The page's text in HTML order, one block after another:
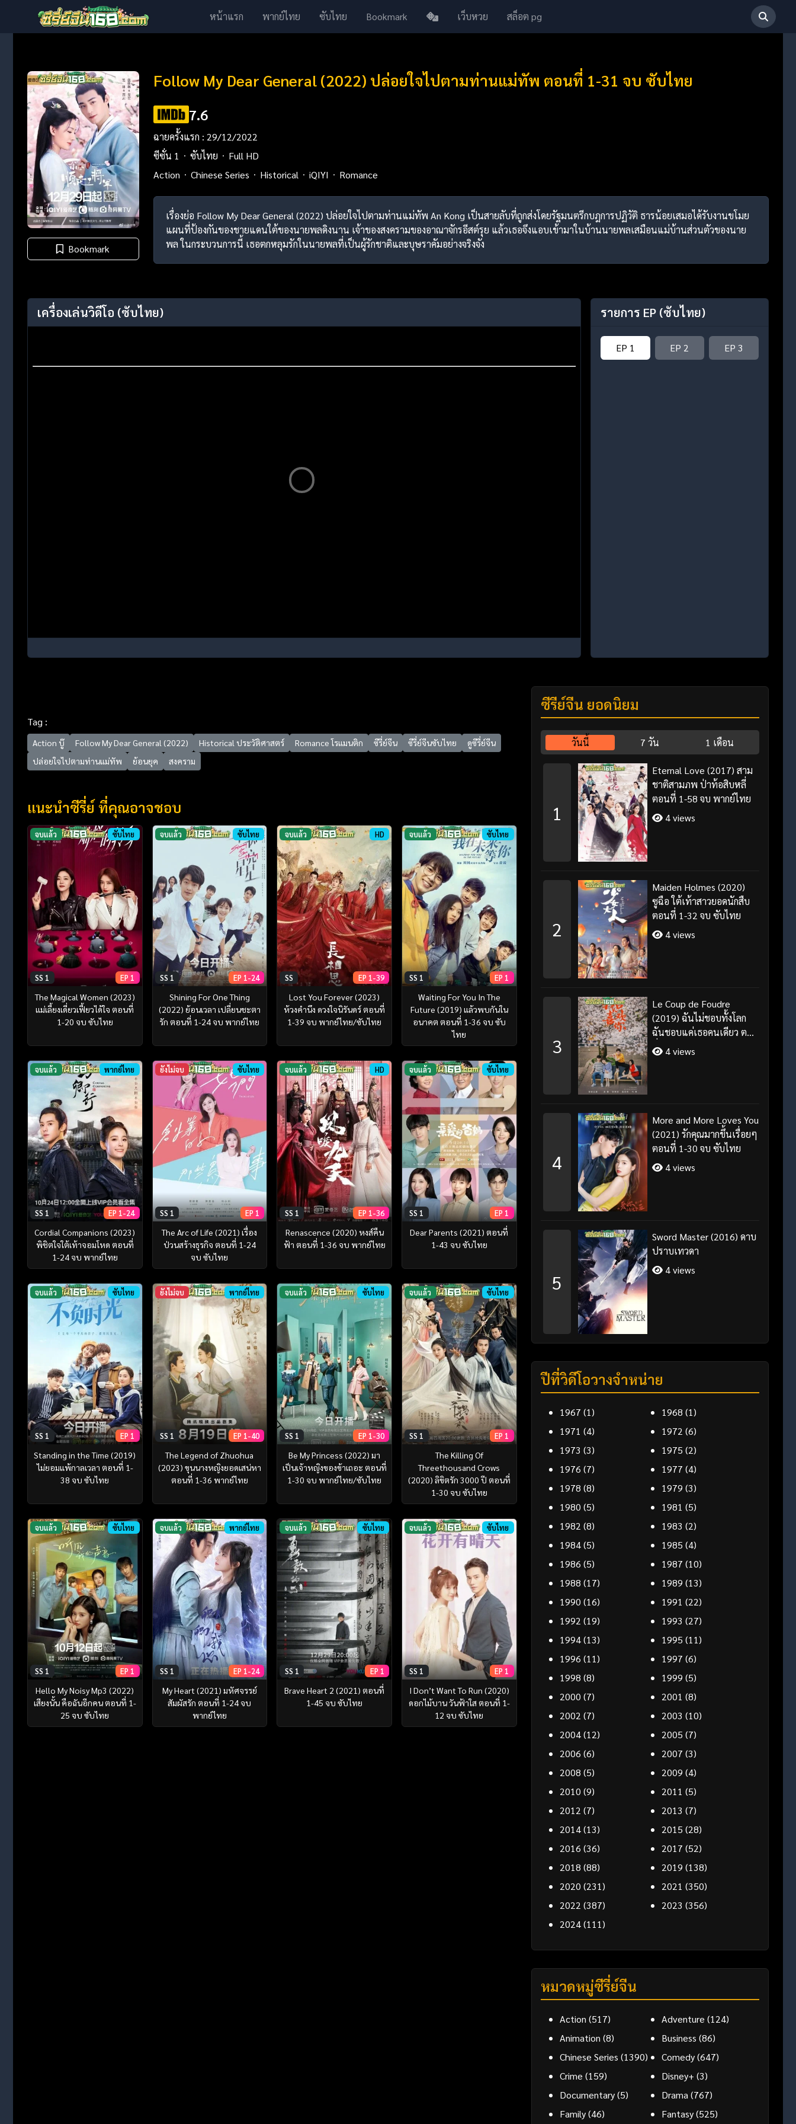
หน้าแรก พากย์ไทย ซับไทย Bookmark เว็บหวย สล็อต pg
Bookmark
Follow My Dear General (2022) ปล่อยใจไปตามท่านแม่ทัพ ตอนที่ 1-31 จบ ซับไทย
7.6
ฉายครั้งแรก : 29/12/2022
ซีซั่น 1
ซับไทย
Full HD
Action
Chinese Series Historical iQIYI Romance
เรื่องย่อ Follow My Dear General (2022) ปล่อยใจไปตามท่านแม่ทัพ An Kong เป็นสายลับที่ถูกส่งโดยรัฐมนตรีกบฎการปฏิวัติ ธารน้อยเสมอได้รับงานขโมย
แผนที่ป้องกันของชายแดนใต้ของนายพลดิงนาน เจ้าของสงครามของอาณาจักรอีสต์รุย แล้วเธอจึงแอบเข้ามาในบ้านนายพลเสมือนแม่บ้านส่วนตัวของนาย
พล ในกระบวนการนี้ เธอตกหลุมรักในนายพลที่เป็นผู้รักชาติและบุษราคัมอย่างจริงจัง
เครื่องเล่นวิดีโอ (ซับไทย) รายการ EP (ซับไทย)
EP 1 EP 2 EP 3
Tag :
Action บู๊ Follow My Dear General (2022) Historical ประวัติศาสตร์ Romance โรแมนติก ซีรี่ย์จีน ซีรี่ย์จีนซับไทย
ดูซีรี่ย์จีน
ปล่อยใจไปตามท่านแม่ทัพ
ย้อนยุค สงคราม
แนะนำซีรี่ย์ ที่คุณอาจชอบ
จบแล้ว ซับไทย
SS 1 EP 1
The Magical Women (2023)
แม่เลี้ยงเดี่ยวเฟี้ยวได้ใจ ตอนที่
1-20 จบ ซับไทย
จบแล้ว ซับไทย
SS 1 EP 1-24
Shining For One Thing
(2022) ย้อนเวลา เปลี่ยนชะตา
รัก ตอนที่ 1-24 จบ พากย์ไทย
จบแล้ว HD
SS EP 1-39
Lost You Forever (2023)
ห้วงคำนึง ดวงใจนิรันดร์ ตอนที่
1-39 จบ พากย์ไทย/ซับไทย
จบแล้ว ซับไทย
SS 1 EP 1
Waiting For You In The
Future (2019) แล้วพบกันใน
อนาคต ตอนที่ 1-36 จบ ซับ
ไทย
จบแล้ว พากย์ไทย
SS 1 EP 1-24
Cordial Companions (2023)
พิชิตใจใต้เท้าจอมโหด ตอนที่
1-24 จบ พากย์ไทย
ยังไม่จบ ซับไทย
SS 1 EP 1
The Arc of Life (2021) เรื่อง
ป่วนสร้างธุรกิจ ตอนที่ 1-24
จบ ซับไทย
จบแล้ว HD
SS 1 EP 1-36
Renascence (2020) หงส์คืน
ฟ้า ตอนที่ 1-36 จบ พากย์ไทย
จบแล้ว ซับไทย
SS 1 EP 1
Dear Parents (2021) ตอนที่
1-43 จบ ซับไทย
จบแล้ว ซับไทย
SS 1 EP 1
Standing in the Time (2019)
ไม่ยอมแพ้กาลเวลา ตอนที่ 1-
38 จบ ซับไทย
ยังไม่จบ พากย์ไทย
SS 1 EP 1-40
The Legend of Zhuohua
(2023) ขุนนางหญิงยอดเสน่หา
ตอนที่ 1-36 พากย์ไทย
จบแล้ว ซับไทย
SS 1 EP 1-30
Be My Princess (2022) มา
เป็นเจ้าหญิงของข้าเถอะ ตอนที่
1-30 จบ พากย์ไทย/ซับไทย
จบแล้ว ซับไทย
SS 1 EP 1
The Killing Of
Threethousand Crows
(2020) ลิขิตรัก 3000 ปี ตอนที่
1-30 จบ ซับไทย
จบแล้ว ซับไทย
SS 1 EP 1
Hello My Noisy Mp3 (2022)
เสียงนั้น คือฉันอีกคน ตอนที่ 1-
25 จบ ซับไทย
จบแล้ว พากย์ไทย
SS 1 EP 1-24
My Heart (2021) มหัศจรรย์
สัมผัสรัก ตอนที่ 1-24 จบ
พากย์ไทย
จบแล้ว ซับไทย
SS 1 EP 1
Brave Heart 2 (2021) ตอนที่
1-45 จบ ซับไทย
จบแล้ว ซับไทย
SS 1 EP 1
I Don’t Want To Run (2020)
ดอกไม้บาน วันฟ้าใส ตอนที่ 1-
12 จบ ซับไทย
ซีรี่ย์จีน ยอดนิยม
วันนี้ 7 วัน 1 เดือน
1
Eternal Love (2017) สาม
ชาติสามภพ ป่าท้อสิบหลี่
ตอนที่ 1-58 จบ พากย์ไทย
4 views
2
Maiden Holmes (2020)
ซูฉือ ใต้เท้าสาวยอดนักสืบ
ตอนที่ 1-32 จบ ซับไทย
4 views
3
Le Coup de Foudre
(2019) ฉันไม่ชอบทั้งโลก
ฉันชอบแค่เธอคนเดียว ตอน
ที่ 1-35 จบ ซับไทย
4 views
4
More and More Loves You
(2021) รักคุณมากขึ้นเรื่อยๆ
ตอนที่ 1-30 จบ ซับไทย
4 views
5
Sword Master (2016) ดาบ
ปราบเทวดา
4 views
ปีที่วิดีโอวางจำหน่าย
1967 (1) 1968 (1)
1971 (4) 1972 (6)
1973 (3) 1975 (2)
1976 (7) 1977 (4)
1978 (8) 1979 (3)
1980 (5) 1981 (5)
1982 (8) 1983 (2)
1984(5) 1985 (4)
1986 (5) 1987 (10)
1988 (17) 1989 (13)
1990 (16) 1991 (22)
1992 (19) 1993 (27)
1994(13) 1995 (11)
1996 (11) 1997 (6)
1998 (8) 1999 (5)
2000 (7) 2001 (8)
2002 (7) 2003 (10)
2004(12) 2005 (7)
2006 (6) 2007 (3)
2008 (5) 2009 (4)
2010 (9) 2011 (5)
2012 (7) 2013 (7)
2014(13) 2015 (28)
2016 (36) 2017 (52)
2018 (88) 2019 (138)
2020 (231) 2021 (350)
2022 (387) 2023 (356)
2024(111)
หมวดหมู่ซีรี่ย์จีน
Action (517) Adventure (124)
Animation (8) Business (86)
Chinese Series (1390) Comedy(647)
Crime (159) Disney+ (3)
Documentary(5) Drama(767)
Family(46) Fantasy(525)